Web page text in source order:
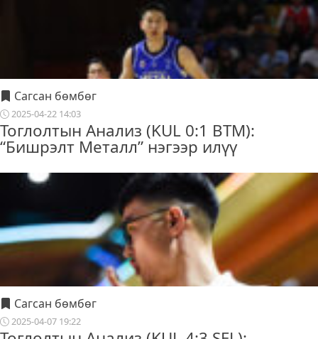
Сагсан бөмбөг
2025-04-22 14:03
Тоглолтын Анализ (KUL 0:1 BTM):
“Бишрэлт Металл” нэгээр илүү
Сагсан бөмбөг
2025-04-07 19:22